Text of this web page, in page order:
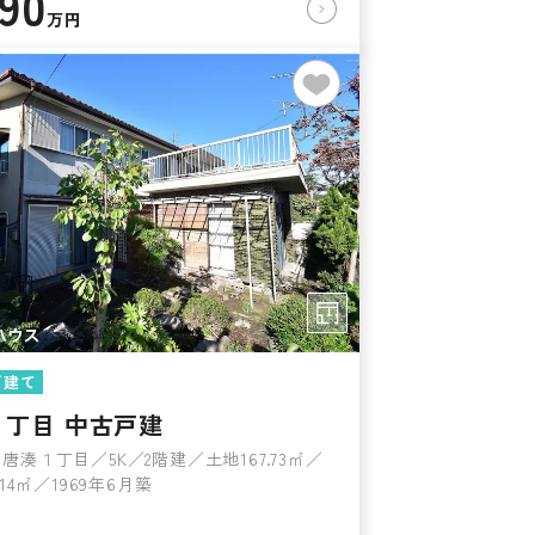
万円
て
目 中古戸建
湊１丁目／5K／2階建／土地167.73㎡／
㎡／1969年6月築